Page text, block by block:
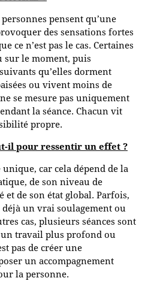
pensent qu’une
des sensations fortes
ce n’est pas le cas. Certaines
sur le moment, puis
qu’elles dorment
ou vivent moins de
se mesure pas uniquement
la séance. Chacun vit
propre.
il pour ressentir un effet ?
car cela dépend de la
de son niveau de
et de son état global. Parfois,
déjà un vrai soulagement ou
cas, plusieurs séances sont
travail plus profond ou
pas de créer une
un accompagnement
la personne.